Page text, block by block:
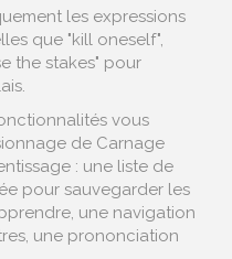
les expressions
que "kill oneself",
the stakes" pour
vous
de Carnage
: une liste de
pour sauvegarder les
une navigation
une prononciation